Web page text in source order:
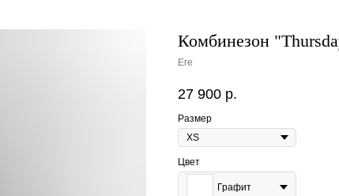
Комбинезон
Ere
27 900 р.
Размер
Цвет
Графит